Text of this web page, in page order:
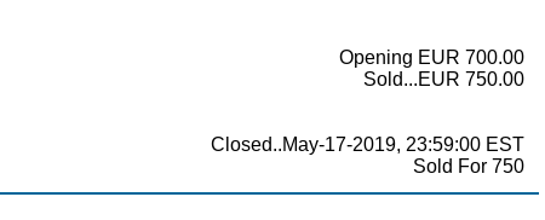
Opening EUR 700.00
Sold...EUR 750.00
Closed..May-17-2019, 23:59:00 EST
Sold For 750